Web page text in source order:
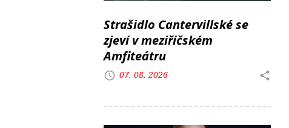
Strašidlo Cantervillské se
zjeví v meziříčském
Amfiteátru
07. 08. 2026